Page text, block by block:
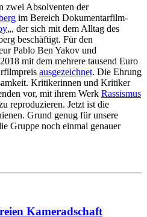
zwei Absolventen der
im Bereich Dokumentarfilm-
„, der sich mit dem Alltag des
beschäftigt. Für den
Pablo Ben Yakov und
mit dem mehrere tausend Euro
ausgezeichnet. Die Ehrung
Kritikerinnen und Kritiker
vor, mit ihrem Werk Rassismus
reproduzieren. Jetzt ist die
Grund genug für unsere
Gruppe noch einmal genauer
Kameradschaft